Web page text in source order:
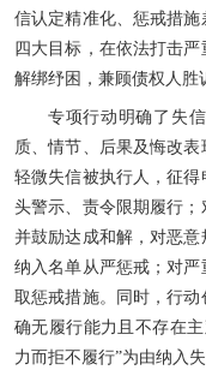
信认定精准化、惩戒措
四大目标，在依法打击
解绑纾困，兼顾债权人胜
专项行动明确了失
质、情节、后果及悔改
轻微失信被执行人，征
头警示、责令限期履行
并鼓励达成和解，对恶
纳入名单从严惩戒；对
取惩戒措施。同时，行
确无履行能力且不存在
力而拒不履行”为由纳入失